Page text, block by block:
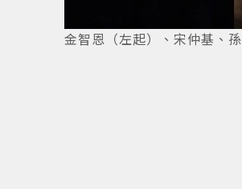
金智恩（左起）、宋仲基、